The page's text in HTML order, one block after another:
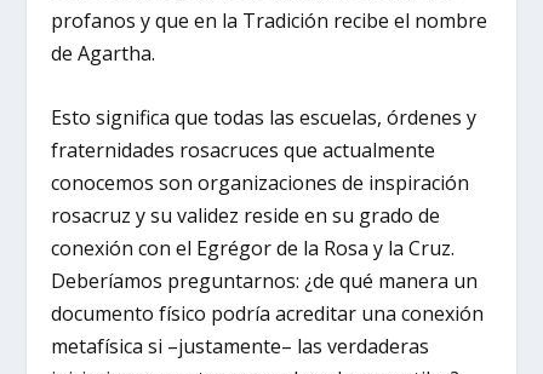
profanos y que en la Tradición recibe el nombre
de Agartha.
Esto significa que todas las escuelas, órdenes y
fraternidades rosacruces que actualmente
conocemos son organizaciones de inspiración
rosacruz y su validez reside en su grado de
conexión con el Egrégor de la Rosa y la Cruz.
Deberíamos preguntarnos: ¿de qué manera un
documento físico podría acreditar una conexión
metafísica si –justamente– las verdaderas